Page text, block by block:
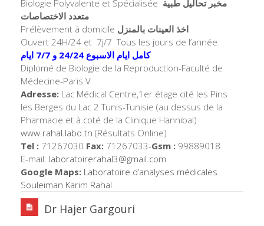
Biologie Polyvalente et Spécialisée مخبر تحاليل طبية
متعدد الاختصاصات
Prélèvement à domicile اخذ العينات بالمنزل
Ouvert 24H/24 et 7j/7 Tous les jours de l’année
كامل ايام الاسبوع 24/24 و 7/7 ايام
Diplomé de Biologie de la Reproduction-Faculté de
Médecine-Paris V
Adresse: Lac Médical Centre,1er étage cité les Pins
les Berges du Lac 2 Tunis-Tunisie (au dessus de la
Pharmacie et à coté de la Clinique Hannibal)
www.rahal.labo.tn (Résultats Online)
Tel : 71267030 Fax: 71267033-Gsm : 99889018
E-mail: laboratoirerahal3@gmail.com
Google Maps: Laboratoire d’analyses médicales
Souleiman Karim Rahal
Dr Hajer Gargouri